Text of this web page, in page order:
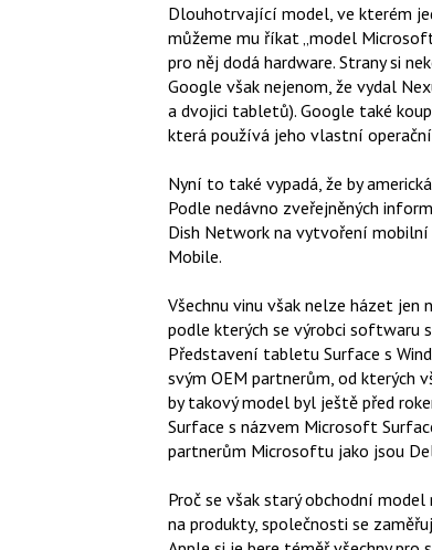
Dlouhotrvající model, ve kterém
můžeme mu říkat „model
pro něj dodá hardware. Strany si
Google však nejenom, že vydal
a dvojici tabletů). Google také
která používá jeho vlastní
Nyní to také vypadá, že by
Podle nedávno zveřejněných
Dish Network na vytvoření
Mobile.
Všechnu vinu však nelze házet jen
podle kterých se výrobci softwaru
Představení tabletu Surface s
svým OEM partnerům, od kterých
by takový model byl ještě před
Surface s názvem Microsoft
partnerům Microsoftu jako jsou
Proč se však starý obchodní
na produkty, společnosti se